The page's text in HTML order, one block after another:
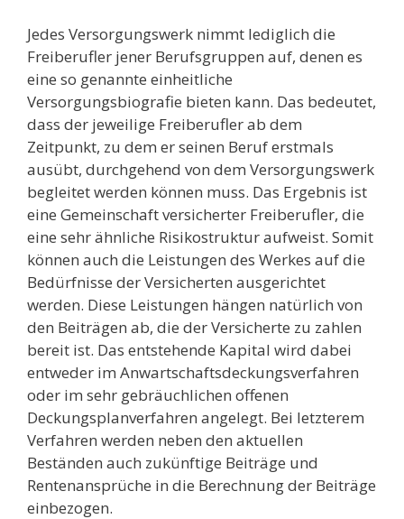
Jedes Versorgungswerk nimmt lediglich die
Freiberufler jener Berufsgruppen auf, denen es
eine so genannte einheitliche
Versorgungsbiografie bieten kann. Das bedeutet,
dass der jeweilige Freiberufler ab dem
Zeitpunkt, zu dem er seinen Beruf erstmals
ausübt, durchgehend von dem Versorgungswerk
begleitet werden können muss. Das Ergebnis ist
eine Gemeinschaft versicherter Freiberufler, die
eine sehr ähnliche Risikostruktur aufweist. Somit
können auch die Leistungen des Werkes auf die
Bedürfnisse der Versicherten ausgerichtet
werden. Diese Leistungen hängen natürlich von
den Beiträgen ab, die der Versicherte zu zahlen
bereit ist. Das entstehende Kapital wird dabei
entweder im Anwartschaftsdeckungsverfahren
oder im sehr gebräuchlichen offenen
Deckungsplanverfahren angelegt. Bei letzterem
Verfahren werden neben den aktuellen
Beständen auch zukünftige Beiträge und
Rentenansprüche in die Berechnung der Beiträge
einbezogen.